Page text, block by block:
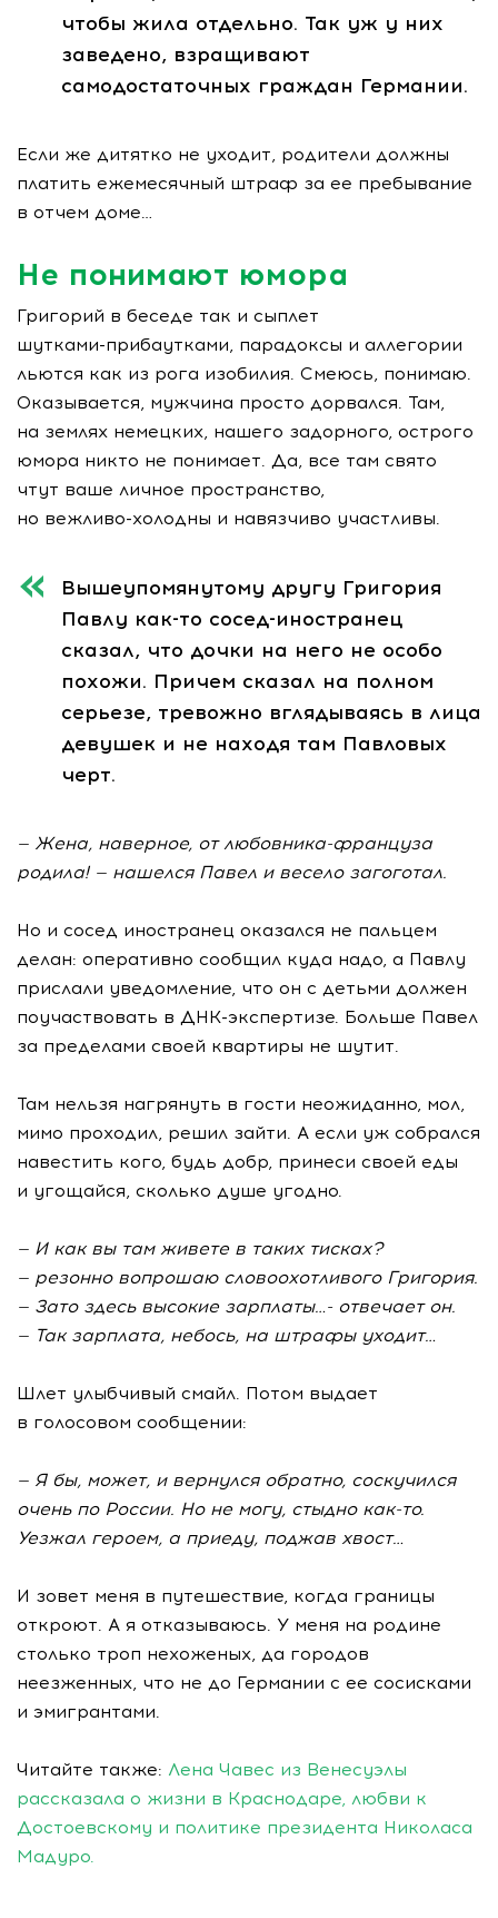
чтобы жила отдельно. Так уж у них
заведено, взращивают
самодостаточных граждан Германии.
Если же дитятко не уходит, родители должны
платить ежемесячный штраф за ее пребывание
в отчем доме…
Не понимают юмора
Григорий в беседе так и сыплет
шутками-прибаутками, парадоксы и аллегории
льются как из рога изобилия. Смеюсь, понимаю.
Оказывается, мужчина просто дорвался. Там,
на землях немецких, нашего задорного, острого
юмора никто не понимает. Да, все там свято
чтут ваше личное пространство,
но вежливо-холодны и навязчиво участливы.
Вышеупомянутому другу Григория
Павлу как-то сосед-иностранец
сказал, что дочки на него не особо
похожи. Причем сказал на полном
серьезе, тревожно вглядываясь в лица
девушек и не находя там Павловых
черт.
— Жена, наверное, отлюбовника-француза
родила! — нашелся Павел и весело загоготал.
Но и сосед иностранец оказался не пальцем
делан: оперативно сообщил куда надо, а Павлу
прислали уведомление, что он с детьми должен
поучаствовать в ДНК-экспертизе. Больше Павел
за пределами своей квартиры не шутит.
Там нельзя нагрянуть в гости неожиданно, мол,
мимо проходил, решил зайти. А если уж собрался
навестить кого, будь добр, принеси своей еды
и угощайся, сколько душе угодно.
— И как вы там живете в таких тисках?
— резонно вопрошаю словоохотливого Григория.
— Зато здесь высокие зарплаты…- отвечает он.
— Так зарплата, небось, на штрафы уходит…
Шлет улыбчивый смайл. Потом выдает
в голосовом сообщении:
— Я бы, может, и вернулся обратно, соскучился
очень по России. Но не могу, стыдно как-то.
Уезжал героем, а приеду, поджав хвост…
И зовет меня в путешествие, когда границы
откроют. А я отказываюсь. У меня на родине
столько троп нехоженых, да городов
неезженных, что не до Германии с ее сосисками
и эмигрантами.
Читайте также: Лена Чавес из Венесуэлы
рассказала о жизни в Краснодаре, любви к
Достоевскому и политике президента Николаса
Мадуро.